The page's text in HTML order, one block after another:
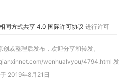
同方式共享 4.0 国际许可协议 进行许可
创或整理后发布，欢迎分享和转发。
wenhualvyou/4794.html 发
2019年8月21日